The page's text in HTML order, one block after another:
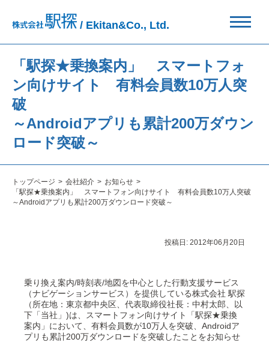
/ Ekitan&Co., Ltd.
「駅探★乗換案内」 スマートフォ
ン向けサイト 有料会員数10万人突
破
～Androidアプリも累計200万ダウン
ロード突破～
トップページ 会社紹介
お知らせ
「駅探★乗換案内」 スマートフォン向けサイト 有料会員数10万人突破
～Androidアプリも累計200万ダウンロード突破～
投稿日: 2012年06月20日
乗り換え案内/時刻表/地図を中心とした行動支援サービス
（ナビゲーションサービス）を提供している株式会社 駅探
（所在地：東京都中央区、代表取締役社長：中村太郎、以
下「当社」)は、スマートフォン向けサイト「駅探★乗換
案内」において、有料会員数が10万人を突破、Androidア
プリも累計200万ダウンロードを突破したことをお知らせ